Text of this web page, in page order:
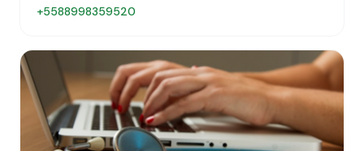
+5588998359520